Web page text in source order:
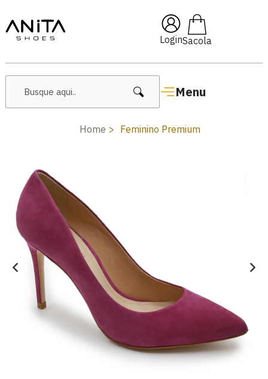
Login
Menu
🔥 Lançamentos Femininos
Home Feminino Premium